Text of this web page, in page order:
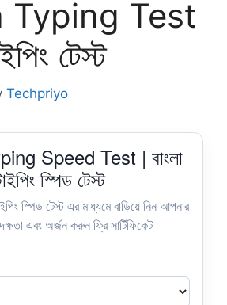
Typing Test
টেস্ট
Techpriyo
Speed Test | বাংলা
স্পিড টেস্ট
স্পিড টেস্ট এর মাধ্যমে বাড়িয়ে নিন আপনার
দক্ষতা এবং অর্জন করুন ফ্রি সার্টিফিকেট